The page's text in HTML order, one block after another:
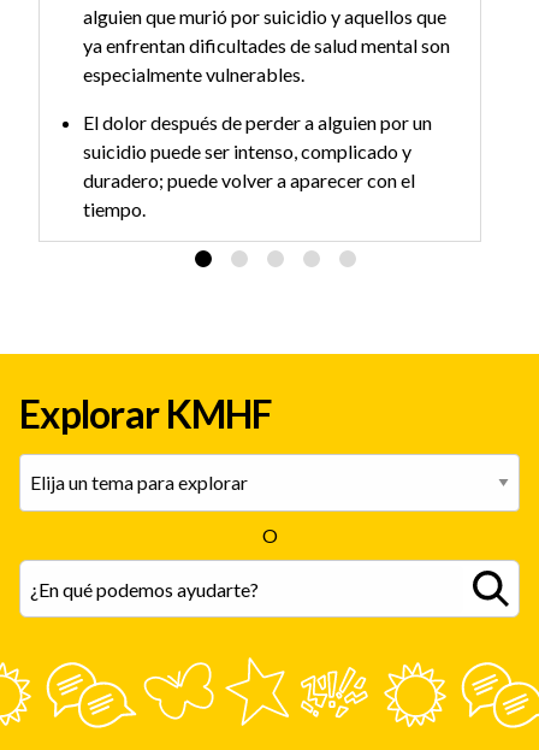
alguien que murió por suicidio y aquellos que
ya enfrentan dificultades de salud mental son
especialmente vulnerables.
El dolor después de perder a alguien por un
suicidio puede ser intenso, complicado y
duradero; puede volver a aparecer con el
tiempo.
Los adultos pueden ayudar ofreciendo
positiva con tu ejemplo y conectar con otros
que hayan vivido una pérdida por suicidio
puede reducir el estigma y ayudar a los
adolescentes a sentirse menos solos. Buscar
ayuda profesional puede brindar un apoyo
adicional.
Explorar KMHF
O